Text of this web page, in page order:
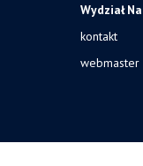
Wydział
kontakt
webmaster